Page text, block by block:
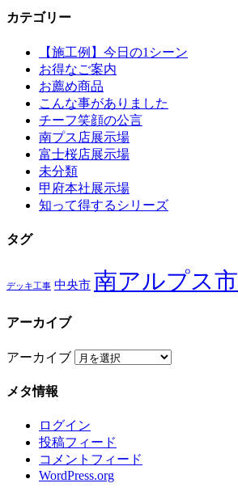
カテゴリー
【施工例】今日の1シーン
お得なご案内
お薦め商品
こんな事がありました
チーフ笑顔の公言
南プス店展示場
富士桜店展示場
未分類
甲府本社展示場
知って得するシリーズ
タグ
デッキ工事 中央市 南アルプス市
アーカイブ
アーカイブ
メタ情報
ログイン
投稿フィード
コメントフィード
WordPress.org